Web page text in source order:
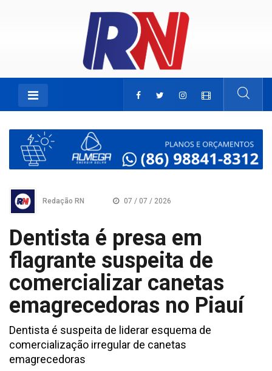
Redação RN 07 / 07 / 2026
Dentista é presa em
flagrante suspeita de
comercializar canetas
emagrecedoras no Piauí
Dentista é suspeita de liderar esquema de
comercialização irregular de canetas
emagrecedoras